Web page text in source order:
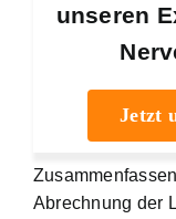
unseren
Jetzt
Abrechnung der